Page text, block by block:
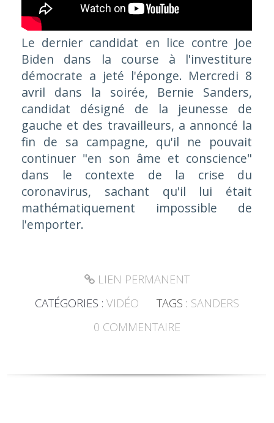
Le dernier candidat en lice contre Joe
Biden dans la course à l'investiture
démocrate a jeté l'éponge. Mercredi 8
avril dans la soirée, Bernie Sanders,
candidat désigné de la jeunesse de
gauche et des travailleurs, a annoncé la
fin de sa campagne, qu'il ne pouvait
continuer "en son âme et conscience"
dans le contexte de la crise du
coronavirus, sachant qu'il lui était
mathématiquement impossible de
l'emporter.
LIEN PERMANENT
CATÉGORIES : VIDÉO TAGS : SANDERS
0 COMMENTAIRE